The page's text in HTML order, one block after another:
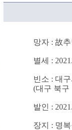
망자 : 故
별세 :
빈소 : 대
(대구 북구
발인 :
장지 : 명